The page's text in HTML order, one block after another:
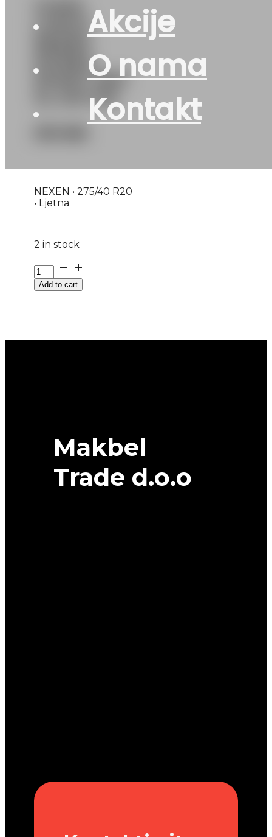
Akcije
O nama
Kontakt
LJ/SUV
N’FERA
SPORT 106Y
XL DOT:26
NEXEN • 275/40 R20
• Ljetna
2 in stock
GUMA
LJ/SUV
NEXEN
Add to cart
Makbel
Trade d.o.o